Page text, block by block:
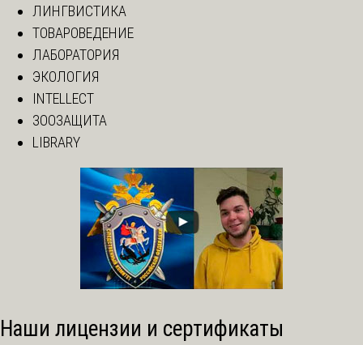
ЛИНГВИСТИКА
ТОВАРОВЕДЕНИЕ
ЛАБОРАТОРИЯ
ЭКОЛОГИЯ
INTELLECT
ЗООЗАЩИТА
LIBRARY
Наши лицензии и сертификаты